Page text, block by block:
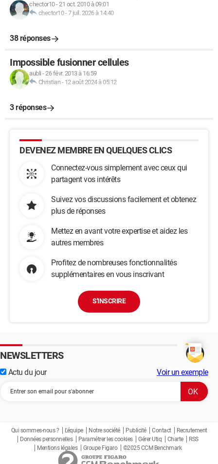
chector10-21 oct. 2010 à 09:01
chector10-7 juil. 2026 à 14:40
38 réponses
Impossible fusionner cellules
aubli -26 févr. 2013 à 16:59
Christian- 12 août 2024 à 05:12
3 réponses
DEVENEZ MEMBRE EN QUELQUES CLICS
Connectez-vous simplement avec ceux qui
partagent vos intérêts
Suivez vos discussions facilement et obtenez
plus de réponses
Mettez en avant votre expertise et aidez les
autres membres
Profitez de nombreuses fonctionnalités
supplémentaires en vous inscrivant
S'INSCRIRE
NEWSLETTERS
Actu du jour Voir un exemple
Qui sommes-nous ? L'équipe Notre société Publicité Contact
Recrutement
Données personnelles
Paramétrer les cookies Gérer Utiq Charte
RSS
Mentions légales
Groupe Figaro ©2025 CCM Benchmark